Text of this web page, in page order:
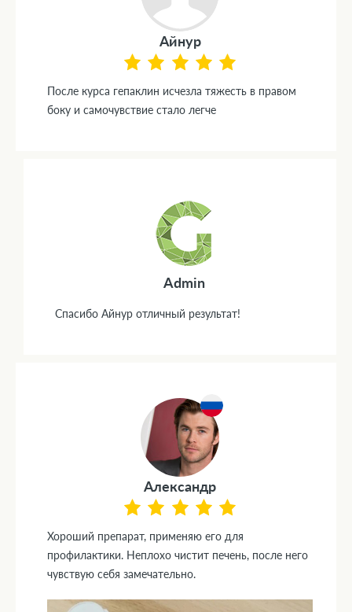
Айнур
После курса гепаклин исчезла тяжесть в правом
боку и самочувствие стало легче
Admin
Спасибо Айнур отличный результат!
Александр
Хороший препарат, применяю его для
профилактики. Неплохо чистит печень, после него
чувствую себя замечательно.